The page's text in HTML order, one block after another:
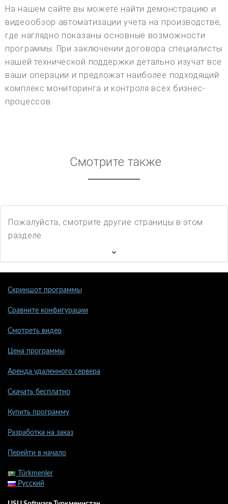
На нашем сайте вы можете найти демонстрацию и
видеообзор автоматизации учета на производстве,
где наглядно показаны основные возможности
программы. При заключении договора специалисты
нашей технической поддержки детально изучат все
ваши операции и предложат наиболее подходящий
комплекс мониторинга и контроля всех бизнес-
процессов.
Смотрите также
Пожалуйста, смотрите другие страницы в этом
разделе
Скриншот программы
Сравните конфигурации
Смотреть видео
Цена программы
Аренда удаленного сервера
Скачать бесплатно
Купить программу
Разработка на заказ
Перейти в начало
Türkmenler
Русский